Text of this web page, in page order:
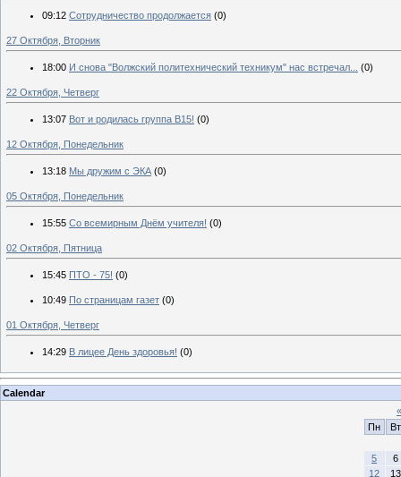
09:12 Сотрудничество продолжается (0)
27 Октября, Вторник
18:00 И снова "Волжский политехнический техникум" нас встречал... (0)
22 Октября, Четверг
13:07 Вот и родилась группа В15! (0)
12 Октября, Понедельник
13:18 Мы дружим с ЭКА (0)
05 Октября, Понедельник
15:55 Со всемирным Днём учителя! (0)
02 Октября, Пятница
15:45 ПТО - 75! (0)
10:49 По страницам газет (0)
01 Октября, Четверг
14:29 В лицее День здоровья! (0)
Calendar
«
Пн
Вт
5
6
12
13